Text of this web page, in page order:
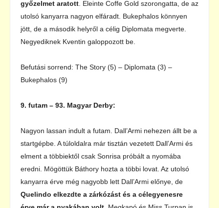
győzelmet aratott . Eleinte Coffe Gold szorongatta, de az
utolsó kanyarra nagyon elfáradt. Bukephalos könnyen
jött, de a második helyről a célig Diplomata megverte.
Negyediknek Kventin galoppozott be.
Befutási sorrend: The Story (5) – Diplomata (3) –
Bukephalos (9)
9. futam – 93. Magyar Derby:
Nagyon lassan indult a futam. Dall’Armi nehezen állt be a
startgépbe. A túloldalra már tisztán vezetett Dall’Armi és
elment a többiektől csak Sonrisa próbált a nyomába
eredni. Mögöttük Báthory hozta a többi lovat. Az utolsó
kanyarra érve még nagyobb lett Dall’Armi előnye, de
Quelindo elkezdte a zárkózást és a célegyenesre